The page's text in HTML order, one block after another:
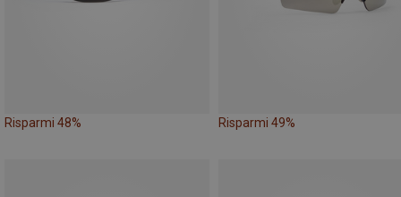
Risparmi 48% Risparmi 49%